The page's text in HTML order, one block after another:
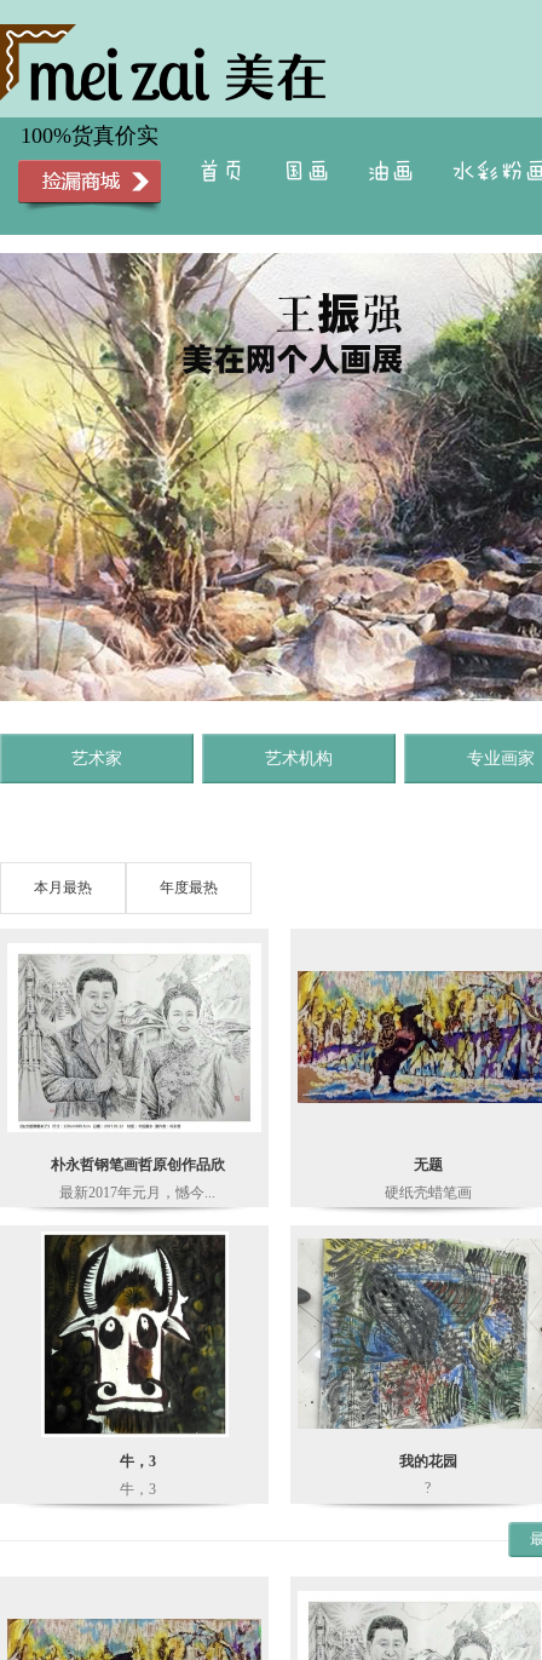
100%货真价实
首页 国画 油画 水彩粉
艺术家 艺术机构 专业画家
本月最热 年度最热
朴永哲钢笔画哲原创作品欣
最新2017年元月，憾今...
无题
硬纸壳蜡笔画
牛，3
牛，3
我的花园
?